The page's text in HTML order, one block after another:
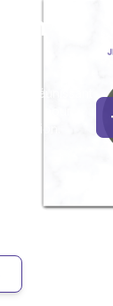
en réunissant